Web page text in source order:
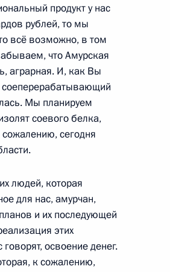
продукт у нас
рублей, то мы
всё возможно, в том
что Амурская
аграрная. И, как Вы
соеперерабатывающий
Мы планируем
соевого белка,
сегодня
людей, которая
для нас, амурчан,
и их последующей
этих
освоение денег.
к сожалению,